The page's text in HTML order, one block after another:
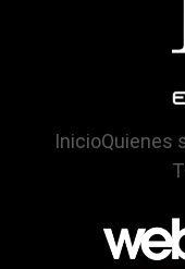
InicioQuienes